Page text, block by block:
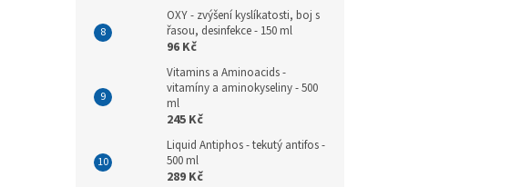
OXY - zvýšení kyslíkatosti, boj s
řasou, desinfekce - 150 ml
96 Kč
Vitamins a Aminoacids -
vitamíny a aminokyseliny - 500
ml
245 Kč
Liquid Antiphos - tekutý antifos -
500 ml
289 Kč